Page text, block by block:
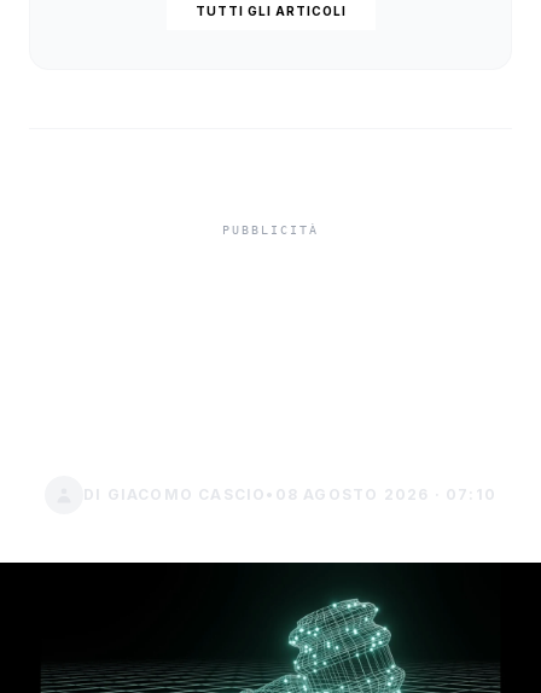
TUTTI GLI ARTICOLI
DI GIACOMO CASCIO • 08 AGOSTO 2026 · 07:10